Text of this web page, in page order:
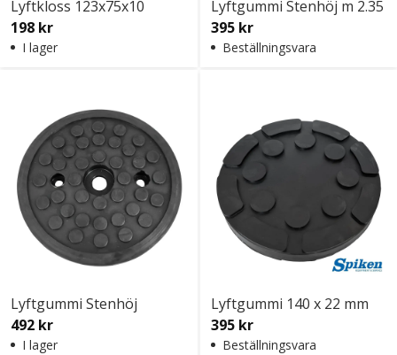
Lyftkloss 123x75x10
198 kr
I lager
Lyftgummi Stenhöj m 2.35
395 kr
Beställningsvara
Lyftgummi Stenhöj
492 kr
I lager
Lyftgummi 140 x 22 mm
395 kr
Beställningsvara